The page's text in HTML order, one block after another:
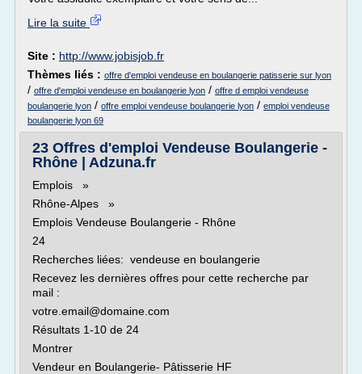
Lire la suite
Site : http://www.jobisjob.fr
Thèmes liés : offre d'emploi vendeuse en boulangerie patisserie sur lyon
/ offre d'emploi vendeuse en boulangerie lyon / offre d emploi vendeuse
boulangerie lyon / offre emploi vendeuse boulangerie lyon / emploi vendeuse
boulangerie lyon 69
23 Offres d'emploi Vendeuse Boulangerie -
Rhône | Adzuna.fr
Emplois »
Rhône-Alpes »
Emplois Vendeuse Boulangerie - Rhône
24
Recherches liées: vendeuse en boulangerie
Recevez les dernières offres pour cette recherche par
mail :
votre.email@domaine.com
Résultats 1-10 de 24
Montrer
Vendeur en Boulangerie- Pâtisserie HF